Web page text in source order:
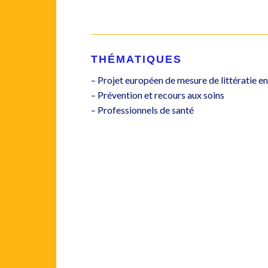
THÉMATIQUES
– Projet européen de mesure de littératie
– Prévention et recours aux soins
– Professionnels de santé